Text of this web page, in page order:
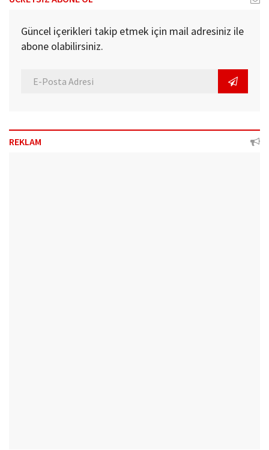
Güncel içerikleri takip etmek için mail adresiniz ile
abone olabilirsiniz.
REKLAM